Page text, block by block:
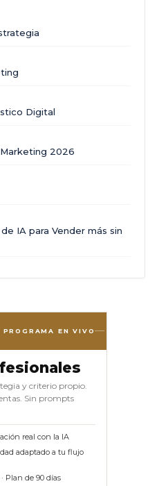
Digital
2026
IA para Vender más sin
EN VIVO
y criterio propio.
Sin prompts
real con la IA
adaptado a tu flujo
Plan de 90 días